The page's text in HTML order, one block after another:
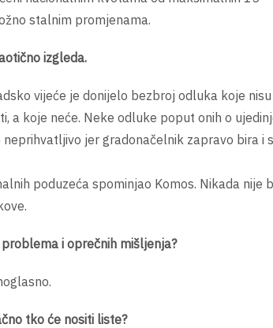
stalnim promjenama.
izgleda.
vijeće je donijelo bezbroj odluka koje nisu
a koje neće. Neke odluke poput onih o
jer gradonačelnik zapravo bira i
poduzeća spominjao Komos. Nikada nije
i oprečnih mišljenja?
tko će nositi liste?